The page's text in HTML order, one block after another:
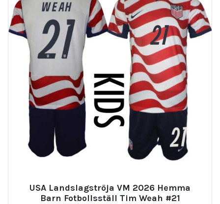
USA Landslagströja VM 2026 Hemma
Barn Fotbollsställ Tim Weah #21